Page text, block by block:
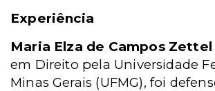
Experiência
Maria Elza de Campos Zettel
em Direito pela Universidade
Minas Gerais (UFMG), foi